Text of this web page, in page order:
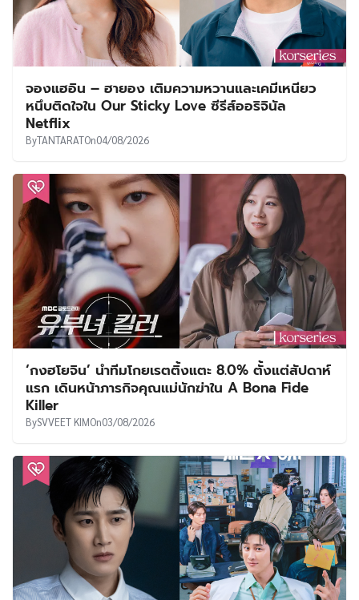
จองแฮอิน – ฮายอง เติมความหวานและเคมีเหนียว
หนึบติดใจใน Our Sticky Love ซีรีส์ออริจินัล
Netflix
ByTANTARATOn04/08/2026
‘กงฮโยจิน’ นำทีมโกยเรตติ้งแตะ 8.0% ตั้งแต่สัปดาห์
แรก เดินหน้าภารกิจคุณแม่นักฆ่าใน A Bona Fide
Killer
BySVVEET KIMOn03/08/2026